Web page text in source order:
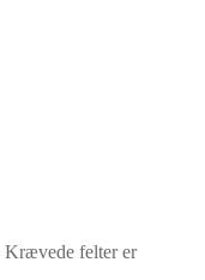
Krævede felter er